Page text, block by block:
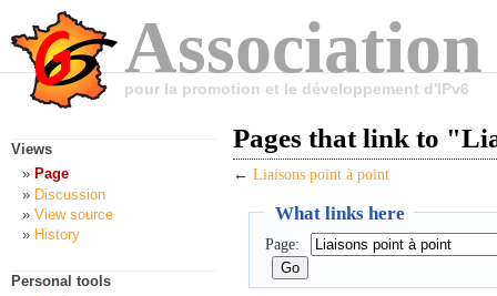
pour la promotion et le développement d'IPv6
Pages that link to
← Liaisons point à point
What links here
Page:
Views
Page
Discussion
View source
History
Personal tools